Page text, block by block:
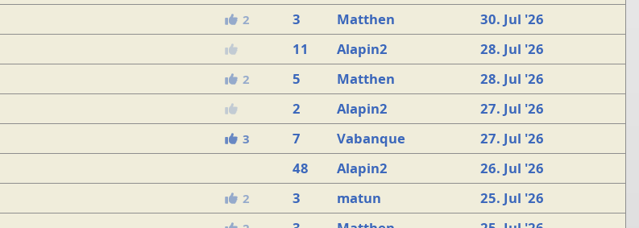
2 3 Matthen
30. Jul '26
11 Alapin2
28. Jul '26
2 5 Matthen
28. Jul '26
2 Alapin2
27. Jul '26
3 7 Vabanque
27. Jul '26
48 Alapin2
26. Jul '26
2 3 matun
25. Jul '26